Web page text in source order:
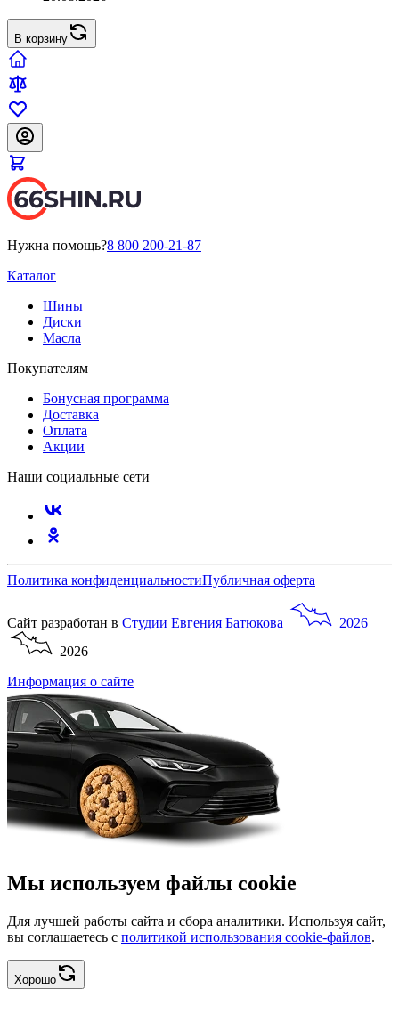
В корзину
Нужна помощь?8 800 200-21-87
Каталог
Шины
Диски
Масла
Покупателям
Бонусная программа
Доставка
Оплата
Акции
Наши социальные сети
Политика конфиденциальностиПубличная оферта
Сайт разработан в Студии Евгения Батюкова
2026
2026
Информация о сайте
Мы используем файлы cookie
Для лучшей работы сайта и сбора аналитики. Используя сайт,
вы соглашаетесь с политикой использования cookie-файлов.
Хорошо